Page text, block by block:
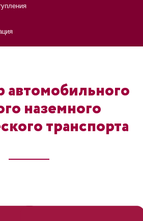
автомобильного
наземного
транспорта